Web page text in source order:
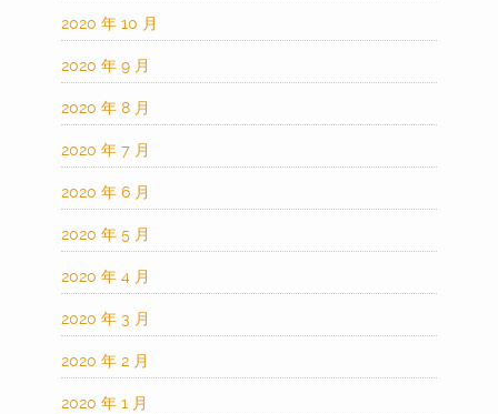
2020 年 10 月
2020 年 9 月
2020 年 8 月
2020 年 7 月
2020 年 6 月
2020 年 5 月
2020 年 4 月
2020 年 3 月
2020 年 2 月
2020 年 1 月